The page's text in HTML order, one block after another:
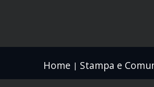
Home | Stampa e